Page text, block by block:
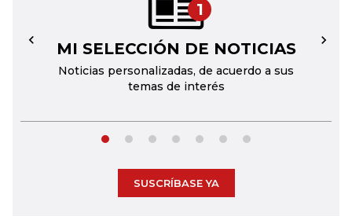
1
MI SELECCIÓN DE NOTICIAS
Noticias personalizadas, de acuerdo a sus
temas de interés
← →
SUSCRÍBASE YA